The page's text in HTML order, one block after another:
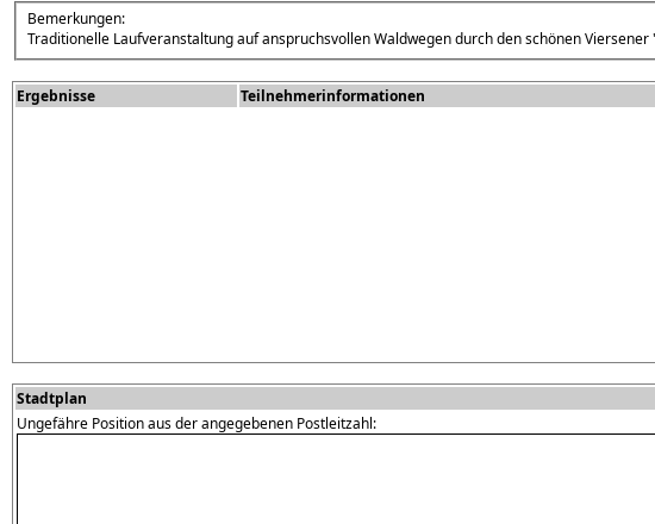
Bemerkungen:
Traditionelle Laufveranstaltung auf anspruchsvollen Waldwegen durch den schönen Viersener
Ergebnisse Teilnehmerinformationen
Stadtplan
Ungefähre Position aus der angegebenen Postleitzahl: